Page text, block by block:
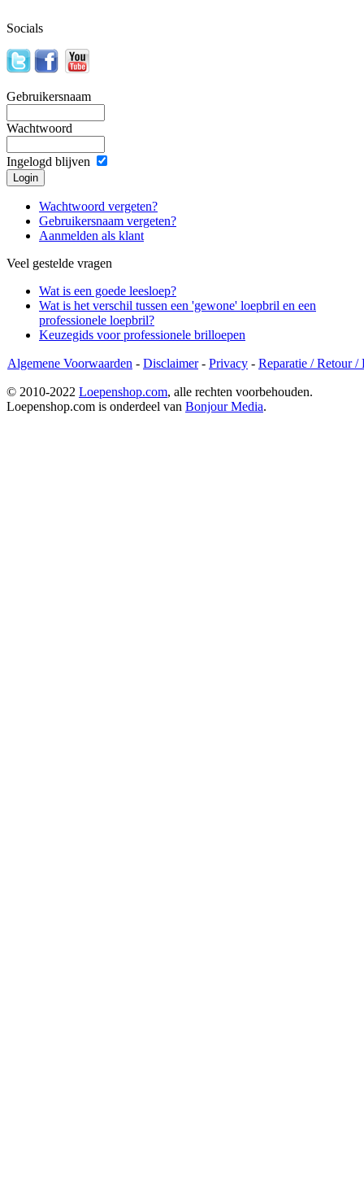
Socials
Gebruikersnaam
Wachtwoord
Ingelogd blijven
Wachtwoord vergeten?
Gebruikersnaam vergeten?
Aanmelden als klant
Veel gestelde vragen
Wat is een goede leesloep?
Wat is het verschil tussen een 'gewone' loepbril en een
professionele loepbril?
Keuzegids voor professionele brilloepen
Algemene Voorwaarden - Disclaimer- Privacy - Reparatie / Retour /
© 2010-2022 Loepenshop.com, alle rechten voorbehouden.
Loepenshop.com is onderdeel van Bonjour Media.